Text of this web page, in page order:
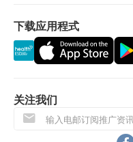
品牌
卓营方
美国
包装
安排。
保證
1. 货品质量保證，
换货条款及细则
1. 当顾客收取已订
是否有损毁情况，一
下载应用程式
关注我们